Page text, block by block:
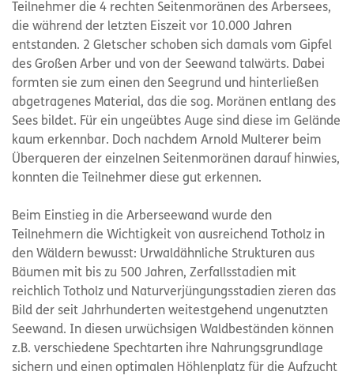
Teilnehmer die 4 rechten Seitenmoränen des Arbersees,
die während der letzten Eiszeit vor 10.000 Jahren
entstanden. 2 Gletscher schoben sich damals vom Gipfel
des Großen Arber und von der Seewand talwärts. Dabei
formten sie zum einen den Seegrund und hinterließen
abgetragenes Material, das die sog. Moränen entlang des
Sees bildet. Für ein ungeübtes Auge sind diese im Gelände
kaum erkennbar. Doch nachdem Arnold Multerer beim
Überqueren der einzelnen Seitenmoränen darauf hinwies,
konnten die Teilnehmer diese gut erkennen.
Beim Einstieg in die Arberseewand wurde den
Teilnehmern die Wichtigkeit von ausreichend Totholz in
den Wäldern bewusst: Urwaldähnliche Strukturen aus
Bäumen mit bis zu 500 Jahren, Zerfallsstadien mit
reichlich Totholz und Naturverjüngungsstadien zieren das
Bild der seit Jahrhunderten weitestgehend ungenutzten
Seewand. In diesen urwüchsigen Waldbeständen können
z.B. verschiedene Spechtarten ihre Nahrungsgrundlage
sichern und einen optimalen Höhlenplatz für die Aufzucht